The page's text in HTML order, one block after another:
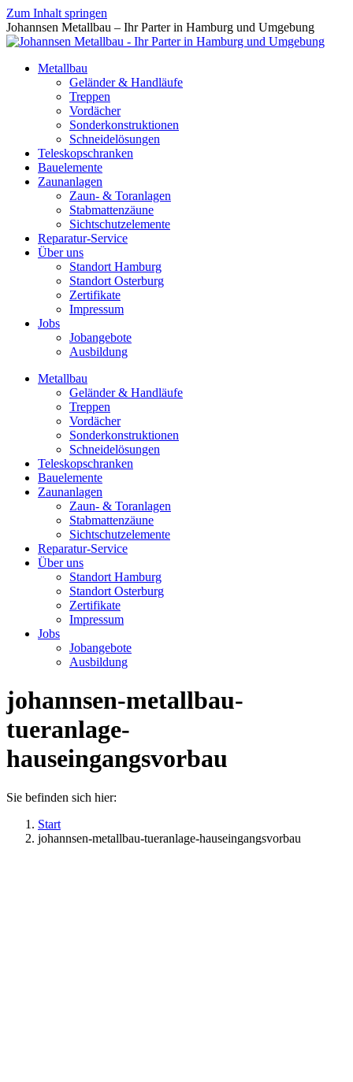
Zum Inhalt springen
Johannsen Metallbau – Ihr Parter in Hamburg und Umgebung
Metallbau
Geländer & Handläufe
Treppen
Vordächer
Sonderkonstruktionen
Schneidelösungen
Teleskopschranken
Bauelemente
Zaunanlagen
Zaun- & Toranlagen
Stabmattenzäune
Sichtschutzelemente
Reparatur-Service
Über uns
Standort Hamburg
Standort Osterburg
Zertifikate
Impressum
Jobs
Jobangebote
Ausbildung
Metallbau
Geländer & Handläufe
Treppen
Vordächer
Sonderkonstruktionen
Schneidelösungen
Teleskopschranken
Bauelemente
Zaunanlagen
Zaun- & Toranlagen
Stabmattenzäune
Sichtschutzelemente
Reparatur-Service
Über uns
Standort Hamburg
Standort Osterburg
Zertifikate
Impressum
Jobs
Jobangebote
Ausbildung
johannsen-metallbau-
tueranlage-
hauseingangsvorbau
Sie befinden sich hier:
Start
johannsen-metallbau-tueranlage-hauseingangsvorbau